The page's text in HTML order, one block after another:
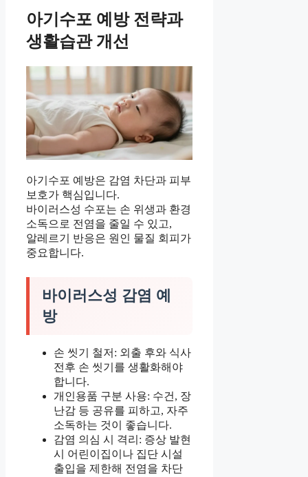
아기수포 예방 전략과
생활습관 개선
아기수포 예방은 감염 차단과 피부
보호가 핵심입니다.
바이러스성 수포는 손 위생과 환경
소독으로 전염을 줄일 수 있고,
알레르기 반응은 원인 물질 회피가
중요합니다.
바이러스성 감염 예
방
손 씻기 철저: 외출 후와 식사
전후 손 씻기를 생활화해야
합니다.
개인용품 구분 사용: 수건, 장
난감 등 공유를 피하고, 자주
소독하는 것이 좋습니다.
감염 의심 시 격리: 증상 발현
시 어린이집이나 집단 시설
출입을 제한해 전염을 차단